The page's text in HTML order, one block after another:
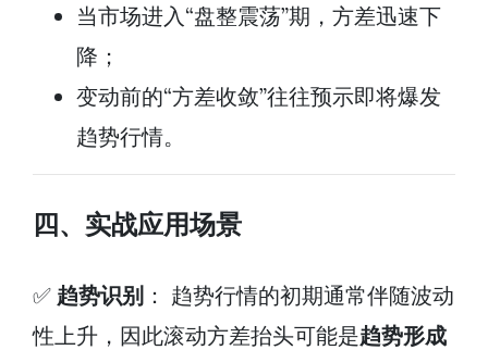
当市场进入“盘整震荡”期，方差迅速下
降；
变动前的“方差收敛”往往预示即将爆发
趋势行情。
四、实战应用场景
✅ 趋势识别 ： 趋势行情的初期通常伴随波动
性上升，因此滚动方差抬头可能是趋势形成